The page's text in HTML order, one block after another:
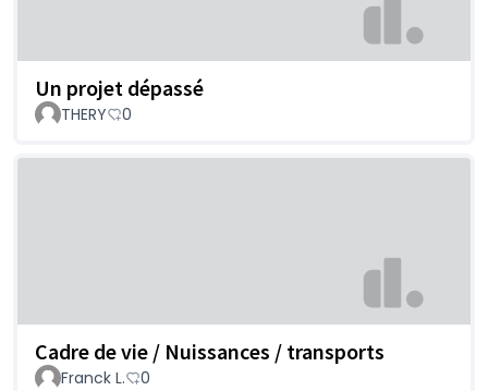
Un projet dépassé
THERY 0
Cadre de vie / Nuissances / transports
Franck L. 0